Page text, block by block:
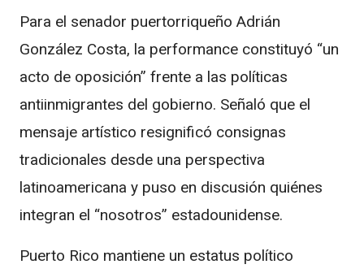
Para el senador puertorriqueño Adrián
González Costa, la performance constituyó “un
acto de oposición” frente a las políticas
antiinmigrantes del gobierno. Señaló que el
mensaje artístico resignificó consignas
tradicionales desde una perspectiva
latinoamericana y puso en discusión quiénes
integran el “nosotros” estadounidense.
Puerto Rico mantiene un estatus político